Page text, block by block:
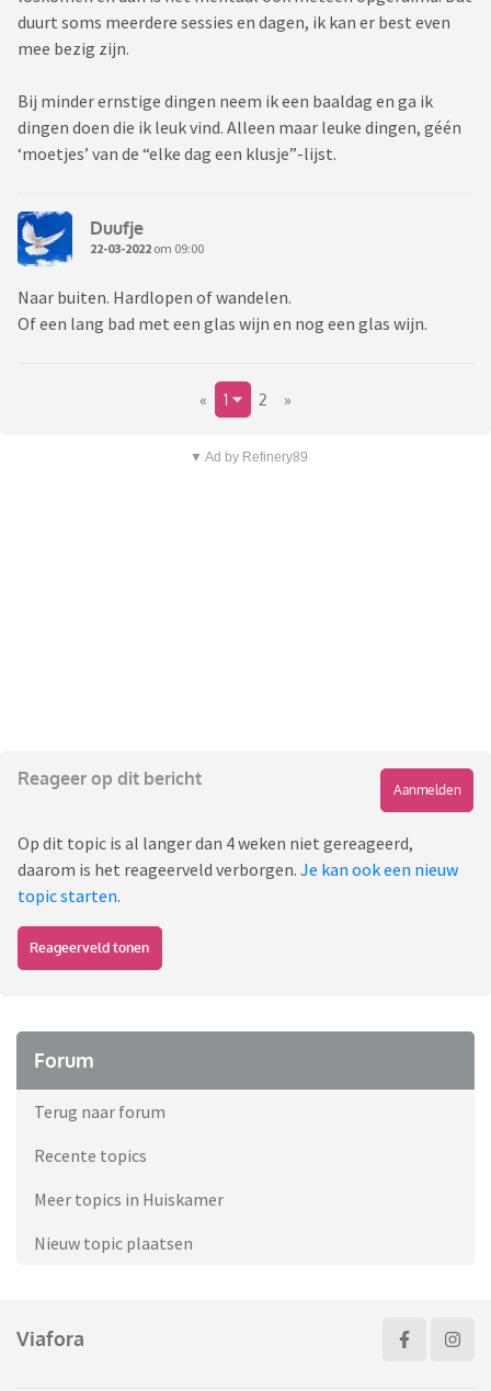
duurt soms meerdere sessies en dagen, ik kan er best even
mee bezig zijn.
Bij minder ernstige dingen neem ik een baaldag en ga ik
dingen doen die ik leuk vind. Alleen maar leuke dingen, géén
‘moetjes’ van de “elke dag een klusje”-lijst.
Duufje
22-03-2022 om 09:00
Naar buiten. Hardlopen of wandelen.
Of een lang bad met een glas wijn en nog een glas wijn.
« 1 2 »
▼ Ad by Refinery89
Reageer op dit bericht
Aanmelden
Op dit topic is al langer dan 4 weken niet gereageerd,
daarom is het reageerveld verborgen. Je kan ook een nieuw
topic starten.
Reageerveld tonen
Forum
Terug naar forum
Recente topics
Meer topics in Huiskamer
Nieuw topic plaatsen
Viafora